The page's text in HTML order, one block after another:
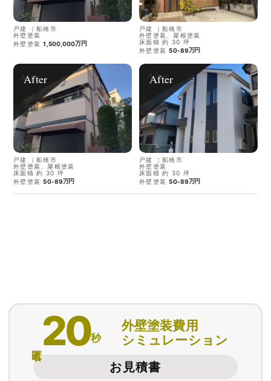
戸建 ｜船橋市
外壁塗装
外壁塗装 1,500,000万円
戸建 ｜船橋市
外壁塗装、屋根塗装
床面積 約 30 坪
外壁塗装 50-89万円
After
戸建 ｜船橋市
外壁塗装、屋根塗装
床面積 約 30 坪
外壁塗装 50-89万円
After
戸建 ｜船橋市
外壁塗装
床面積 約 30 坪
外壁塗装 50-89万円
20秒
外壁塗装費用
シミュレーション
お見積書